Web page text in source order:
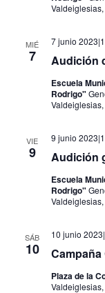
MIÉ
7 Audición
7 junio
Escuela
Rodrigo"
VIE
9 Audición
9 junio
Escuela
Rodrigo"
SÁB
10
10 junio
Plaza de la